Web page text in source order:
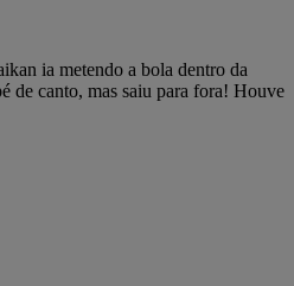
ia metendo a bola dentro da
de canto, mas saiu para fora! Houve